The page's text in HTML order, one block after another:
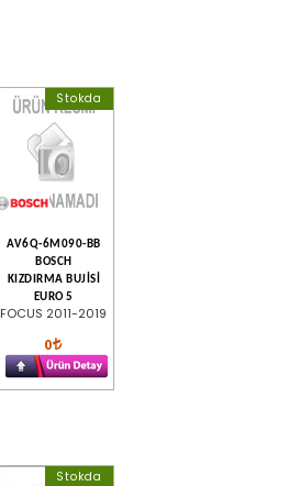
Stokda
AV6Q-6M090-BB
BOSCH
KIZDIRMA BUJİSİ
EURO 5
FOCUS 2011-2019
0
Stokda